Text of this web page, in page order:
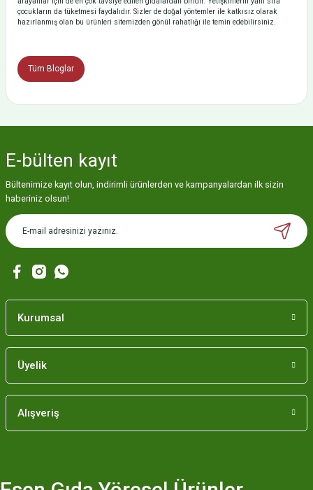
çocukların da tüketmesi faydalıdır. Sizler de doğal yöntemler ile katkısız olarak
hazırlanmış olan bu ürünleri sitemizden gönül rahatlığı ile temin edebilirsiniz.
Tüm Bloglar
E-bülten kayıt
Bültenimize kayıt olun, indirimli ürünlerden ve kampanyalardan ilk sizin
haberiniz olsun!
Kurumsal
Üyelik
Alışveriş